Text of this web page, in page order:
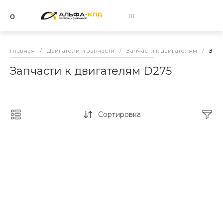
Главная / Двигатели и запчасти / Запчасти к двигателям /
Запчасти к двигателям D275
Сортировка